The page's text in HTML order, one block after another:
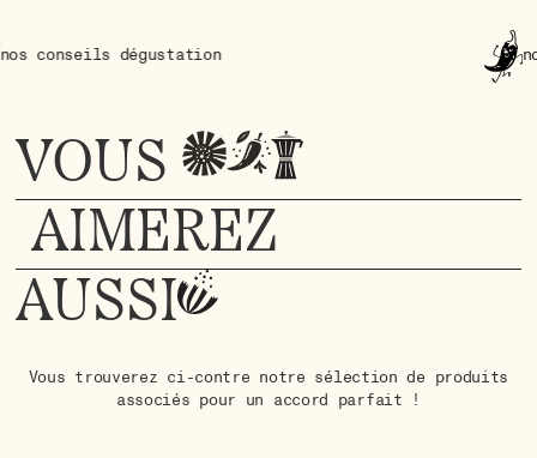
dégustation nos
VOUS
AIMEREZ
AUSSI
Vous trouverez ci-contre notre sélection de produits
associés pour un accord parfait !